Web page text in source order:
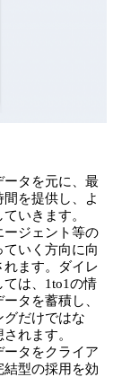
ータを元に、最
を提供し、よ
いきます。
ージェント等の
いく方向に向
ます。ダイレ
は、1to1の情
タを蓄積し、
グだけではな
れます。
タをクライア
型の採用を効